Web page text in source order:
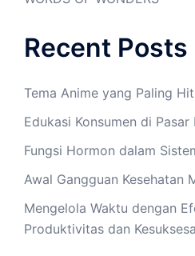
Recent Posts
Tema Anime yang Paling
Edukasi Konsumen di Pasar
Fungsi Hormon dalam
Awal Gangguan Kesehatan
Mengelola Waktu dengan
Produktivitas dan